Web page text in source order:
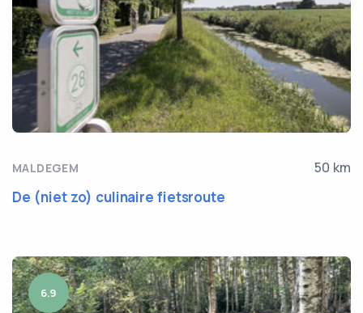
MALDEGEM 50 km
De (niet zo) culinaire fietsroute
6.9